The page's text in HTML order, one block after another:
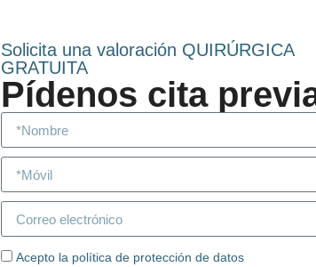
Solicita una valoración QUIRÚRGICA
GRATUITA
Pídenos cita
Acepto la política de protección de datos